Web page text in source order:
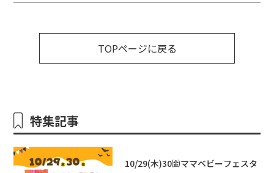
TOPページに戻る
特集記事
10/29(木)30㈮ママベビーフェスタ